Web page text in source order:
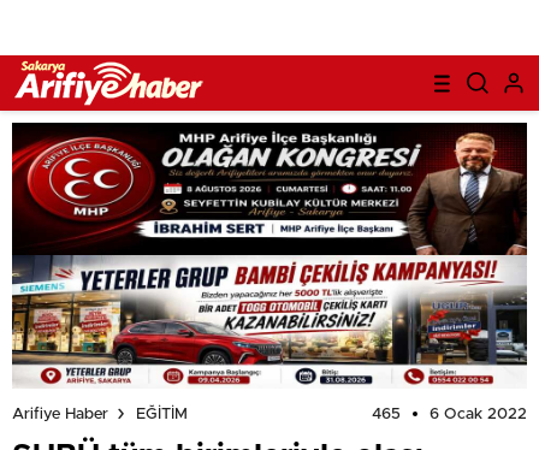
Arifiye Haber EĞİTİM 465 6 Ocak 2022